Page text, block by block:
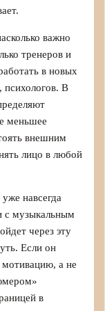
важно
тренеров и
в новых
психологов. В
меньшее
внешним
лицо в любой
навсегда
с музыкальным
через эту
Если он
мотивацию, а не
в